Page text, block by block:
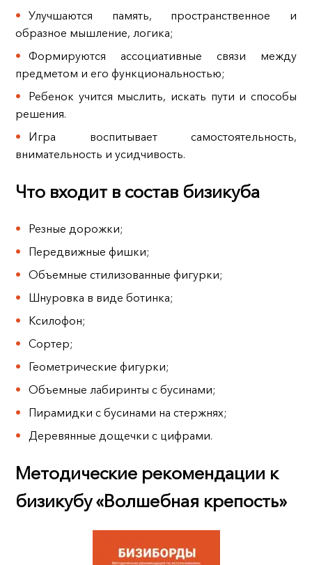
Улучшаются память, пространственное и
образное мышление, логика;
Формируются ассоциативные связи между
предметом и его функциональностью;
Ребенок учится мыслить, искать пути и способы
решения.
Игра воспитывает самостоятельность,
внимательность и усидчивость.
Что входит в состав бизикуба
Резные дорожки;
Передвижные фишки;
Объемные стилизованные фигурки;
Шнуровка в виде ботинка;
Ксилофон;
Сортер;
Геометрические фигурки;
Объемные лабиринты с бусинами;
Пирамидки с бусинами на стержнях;
Деревянные дощечки с цифрами.
Методические рекомендации к
бизикубу «Волшебная крепость»